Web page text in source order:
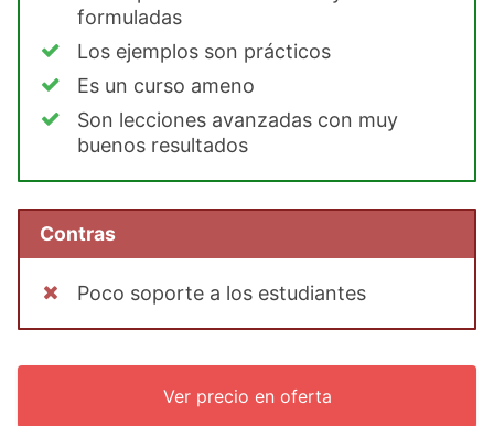
formuladas
Los ejemplos son prácticos
Es un curso ameno
Son lecciones avanzadas con muy
buenos resultados
Contras
Poco soporte a los estudiantes
Ver precio en oferta